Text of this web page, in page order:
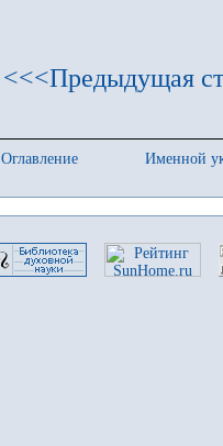
<<<Предыдущая
Оглавление
Именной